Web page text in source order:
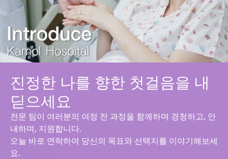
진정한 나를 향한 첫걸음을 내
딛으세요
전문 팀이 여러분의 여정 전 과정을 함께하며 경청하고, 안
내하며, 지원합니다.
오늘 바로 연락하여 당신의 목표와 선택지를 이야기해보세
요.